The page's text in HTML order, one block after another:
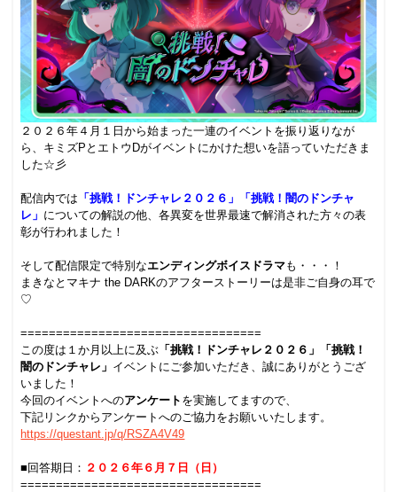
２０２６年４月１日から始まった一連のイベントを振り返りなが
ら、キミズPとエトウDがイベントにかけた想いを語っていただきま
した☆彡
配信内では 「挑戦！ドンチャレ２０２６」「挑戦！闇のドンチャ
レ」 についての解説の他、各異変を世界最速で解消された方々の表
彰が行われました！
そして配信限定で特別なエンディングボイスドラマも・・・！
まきなとマキナ the DARKのアフターストーリーは是非ご自身の耳で
♡
==================================
この度は１か月以上に及ぶ 「挑戦！ドンチャレ２０２６」「挑戦！
闇のドンチャレ」 イベントにご参加いただき、誠にありがとうござ
いました！
今回のイベントへのアンケート を実施してますので、
下記リンクからアンケートへのご協力をお願いいたします。
https://questant.jp/q/RSZA4V49
■回答期日： ２０２６年６月７日（日）
==================================